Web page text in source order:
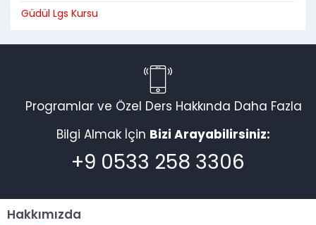
Güdül Lgs Kursu
Programlar ve Özel Ders Hakkında Daha Fazla
Bilgi Almak İçin Bizi Arayabilirsiniz:
+9 0533 258 3306
Hakkımızda